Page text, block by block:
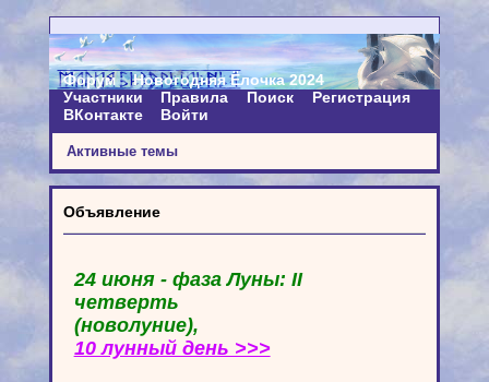
Форум
Новогодняя Ёлочка 2024
Участники
Правила Поиск
Регистрация
ВКонтакте
Войти
Активные темы
Объявление
24 июня - фаза Луны: II
четверть
(новолуние),
10 лунный день >>>